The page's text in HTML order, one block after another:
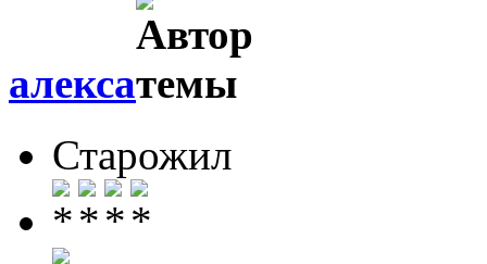
алекса
Старожил